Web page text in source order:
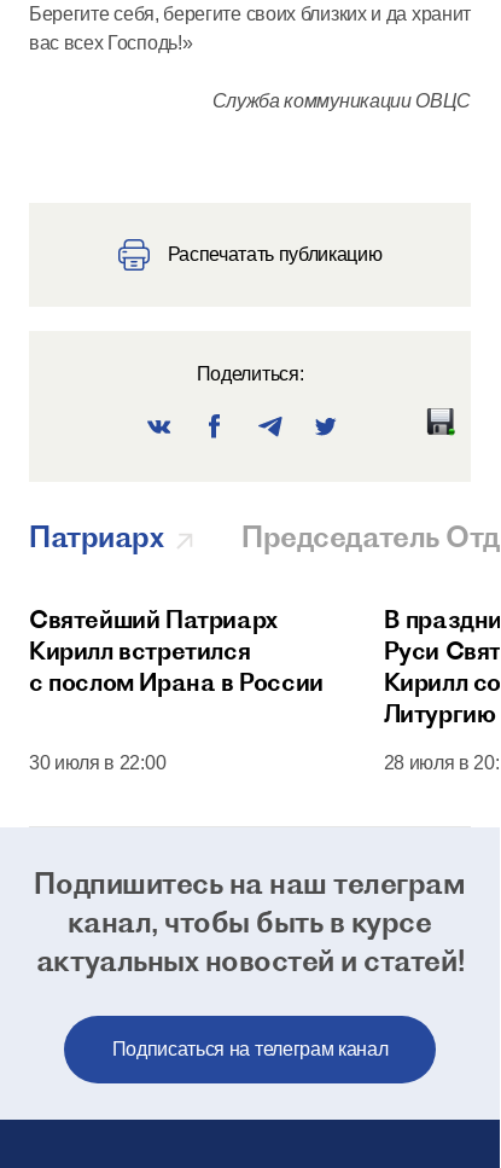
Берегите себя, берегите своих близких и да хранит
вас всех Господь!»
Служба коммуникации ОВЦС
Распечатать публикацию
Поделиться:
Патриарх Председатель
Святейший Патриарх
Кирилл встретился
с послом Ирана в России
30 июля в 22:00
В
Руси
Кирилл
Кремля
28 июля в
Подпишитесь на наш телеграм
канал, чтобы быть в курсе
актуальных новостей и статей!
Подписаться на телеграм канал